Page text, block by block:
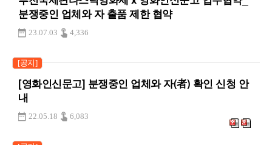
분쟁중인 업체와 자 출품 제한 협약
23.07.03 4,336
[공지]
[영화인신문고] 분쟁중인 업체와 자(者) 확인 신청 안
내
22.05.18 6,083